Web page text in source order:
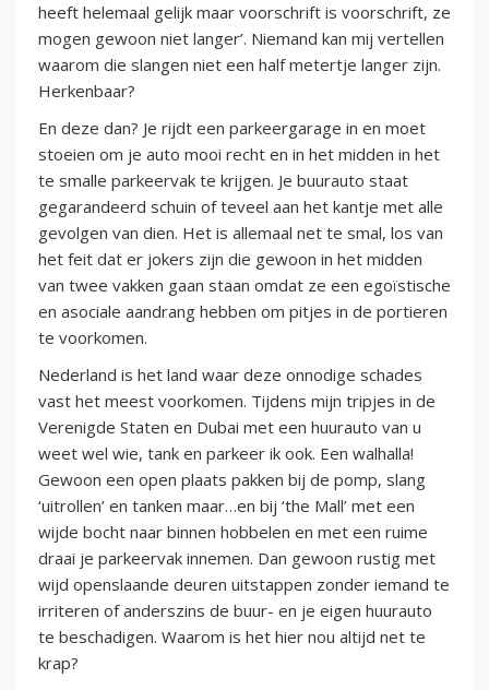
heeft helemaal gelijk maar voorschrift is voorschrift, ze
mogen gewoon niet langer’. Niemand kan mij vertellen
waarom die slangen niet een half metertje langer zijn.
Herkenbaar?
En deze dan? Je rijdt een parkeergarage in en moet
stoeien om je auto mooi recht en in het midden in het
te smalle parkeervak te krijgen. Je buurauto staat
gegarandeerd schuin of teveel aan het kantje met alle
gevolgen van dien. Het is allemaal net te smal, los van
het feit dat er jokers zijn die gewoon in het midden
van twee vakken gaan staan omdat ze een egoïstische
en asociale aandrang hebben om pitjes in de portieren
te voorkomen.
Nederland is het land waar deze onnodige schades
vast het meest voorkomen. Tijdens mijn tripjes in de
Verenigde Staten en Dubai met een huurauto van u
weet wel wie, tank en parkeer ik ook. Een walhalla!
Gewoon een open plaats pakken bij de pomp, slang
‘uitrollen’ en tanken maar…en bij ‘the Mall’ met een
wijde bocht naar binnen hobbelen en met een ruime
draai je parkeervak innemen. Dan gewoon rustig met
wijd openslaande deuren uitstappen zonder iemand te
irriteren of anderszins de buur- en je eigen huurauto
te beschadigen. Waarom is het hier nou altijd net te
krap?